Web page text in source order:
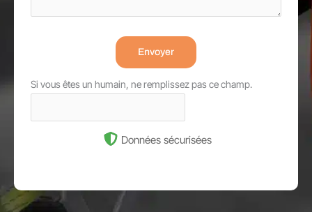
Envoyer
Si vous êtes un humain, ne remplissez pas ce champ.
Données sécurisées